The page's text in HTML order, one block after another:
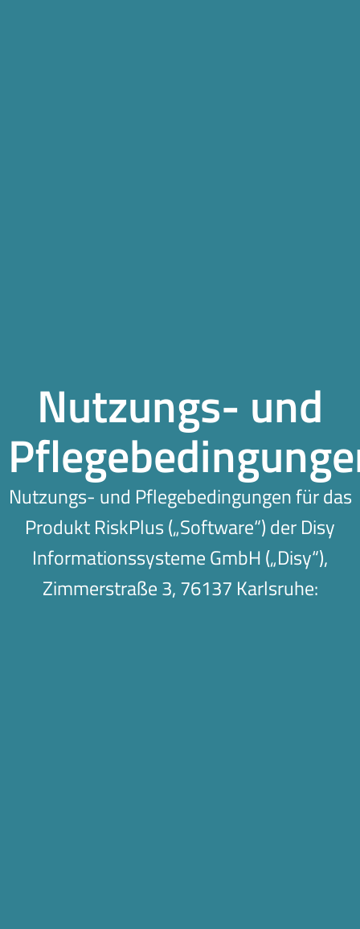
Nutzungs- und
Nutzungs- und Pflegebedingungen für das
Produkt RiskPlus („Software“) der Disy
Informationssysteme GmbH („Disy“),
Zimmerstraße 3, 76137 Karlsruhe: